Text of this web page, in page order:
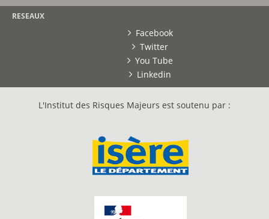
RESEAUX
Facebook
Twitter
You Tube
Linkedin
L'Institut des Risques Majeurs est soutenu par :